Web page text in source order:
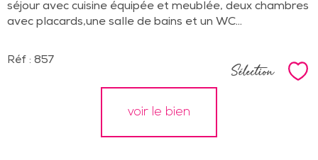
séjour avec cuisine équipée et meublée, deux chambres
avec placards,une salle de bains et un WC...
Réf : 857
Sélection
voir le bien